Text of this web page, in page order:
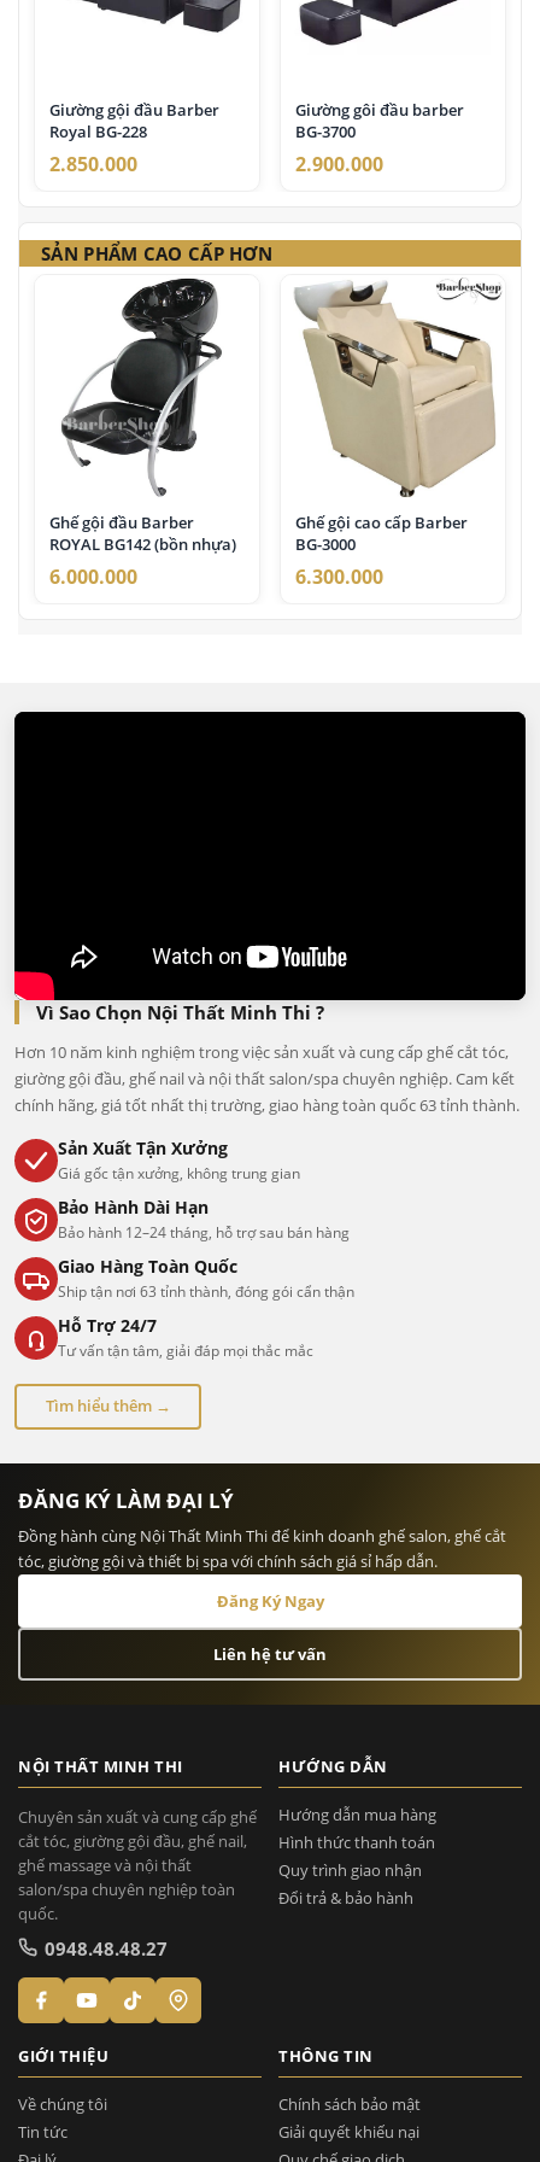
Giường gội đầu Barber
Royal BG-228
2.850.000
Giường gôi đầu barber
BG-3700
2.900.000
SẢN PHẨM CAO CẤP HƠN
Ghế gội đầu Barber
ROYAL BG142 (bồn nhựa)
6.000.000
Ghế gội cao cấp Barber
BG-3000
6.300.000
Vì Sao Chọn Nội Thất Minh Thi ?
Hơn 10 năm kinh nghiệm trong việc sản xuất và cung cấp ghế cắt tóc,
giường gội đầu, ghế nail và nội thất salon/spa chuyên nghiệp. Cam kết
chính hãng, giá tốt nhất thị trường, giao hàng toàn quốc 63 tỉnh thành.
Sản Xuất Tận Xưởng
Giá gốc tận xưởng, không trung gian
Bảo Hành Dài Hạn
Bảo hành 12–24 tháng, hỗ trợ sau bán hàng
Giao Hàng Toàn Quốc
Ship tận nơi 63 tỉnh thành, đóng gói cẩn thận
Hỗ Trợ 24/7
Tư vấn tận tâm, giải đáp mọi thắc mắc
Tìm hiểu thêm →
ĐĂNG KÝ LÀM ĐẠI LÝ
Đồng hành cùng Nội Thất Minh Thi để kinh doanh ghế salon, ghế cắt
tóc, giường gội và thiết bị spa với chính sách giá sỉ hấp dẫn.
Đăng Ký Ngay
Liên hệ tư vấn
NỘI THẤT MINH THI
Chuyên sản xuất và cung cấp ghế
cắt tóc, giường gội đầu, ghế nail,
ghế massage và nội thất
salon/spa chuyên nghiệp toàn
quốc.
0948.48.48.27
GIỚI THIỆU
Về chúng tôi
Tin tức
HƯỚNG DẪN
Hướng dẫn mua hàng
Hình thức thanh toán
Quy trình giao nhận
Đổi trả & bảo hành
THÔNG TIN
Chính sách bảo mật
Giải quyết khiếu nại